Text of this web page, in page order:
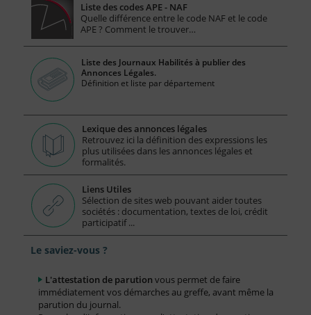
Liste des codes APE - NAF
Quelle différence entre le code NAF et le code
APE ? Comment le trouver…
Liste des Journaux Habilités à publier des
Annonces Légales.
Définition et liste par département
Lexique des annonces légales
Retrouvez ici la définition des expressions les
plus utilisées dans les annonces légales et
formalités.
Liens Utiles
Sélection de sites web pouvant aider toutes
sociétés : documentation, textes de loi, crédit
participatif ...
Le saviez-vous ?
L'attestation de parution vous permet de faire
immédiatement vos démarches au greffe, avant même la
parution du journal.